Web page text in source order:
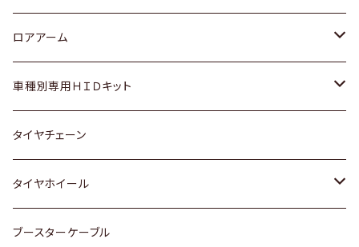
ダイハツ
マツダ
三菱
スバル
レクサス
日産
ダイハツ
マツダ
三菱
スバル
スズキ
日産
いすゞ
ダイハツ
マツダ
ホンダ
スズキ
日産
ダイハツ
スバル
トヨタ
ホンダ
スズキ
日産
ダイハツ
ロアアーム
ホンダ
スズキ
日産
ダイハツ
車種別専用ＨＩＤキット
トヨタ
マツダ
タイヤチェーン
タイヤホイール
トヨタ
ブースターケーブル